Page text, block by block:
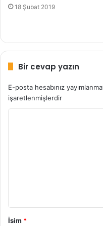
18 Şubat 2019
Bir cevap yazın
E-posta hesabınız
işaretlenmişlerdir
İsim *